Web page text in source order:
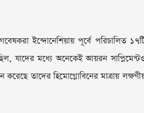
ইন্দোনেশিয়ায় পূর্বে পরিচালিত
যাদের মধ্যে অনেকেই আয়রন
তাদের হিমোগ্লোবিনের মাত্রায়